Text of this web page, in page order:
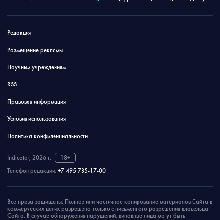
Редакция
Размещение рекламы
Научным учреждениям
RSS
Правовая информация
Условия использования
Политика конфиденциальности
Indicator, 2026 г.
18+
Телефон редакции: +7 495 785-17-00
Все права защищены. Полное или частичное копирование материалов Сайта в
коммерческих целях разрешено только с письменного разрешения владельца
Сайта. В случае обнаружения нарушений, виновные лица могут быть